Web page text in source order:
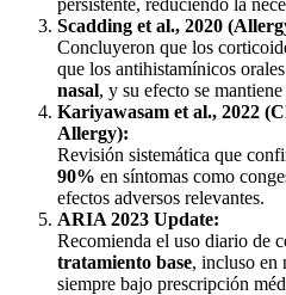
Scadding et al., 2020
Concluyeron que los
que los antihistamínicos
nasal, y su efecto se
Kariyawasam et al., 2022
Allergy):
Revisión sistemática que
90% en síntomas como
efectos adversos relevantes.
ARIA 2023 Update:
Recomienda el uso diario de
tratamiento base, incluso en
siempre bajo prescripción